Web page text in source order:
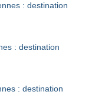
: destination
: destination
: destination